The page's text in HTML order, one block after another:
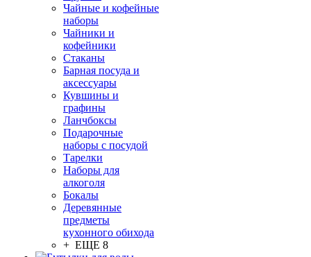
Чайные и кофейные
наборы
Чайники и
кофейники
Стаканы
Барная посуда и
аксессуары
Кувшины и
графины
Ланчбоксы
Подарочные
наборы с посудой
Тарелки
Наборы для
алкоголя
Бокалы
Деревянные
предметы
кухонного обихода
+ ЕЩЕ 8